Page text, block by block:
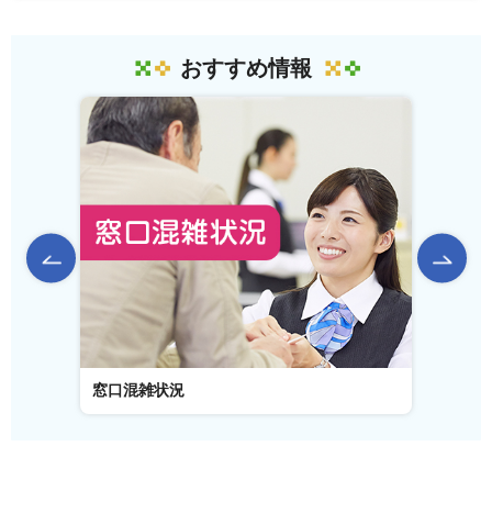
おすすめ情報
前のスライドを表示
窓口混雑状況